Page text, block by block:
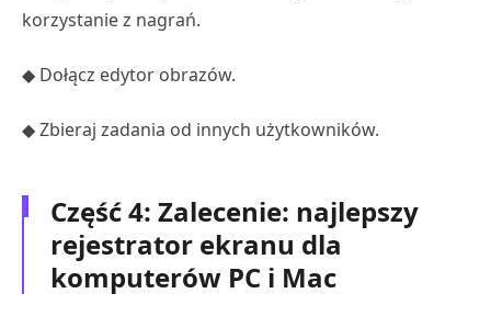
korzystanie z nagrań.
◆ Dołącz edytor obrazów.
◆ Zbieraj zadania od innych użytkowników.
Część 4: Zalecenie: najlepszy
rejestrator ekranu dla
komputerów PC i Mac